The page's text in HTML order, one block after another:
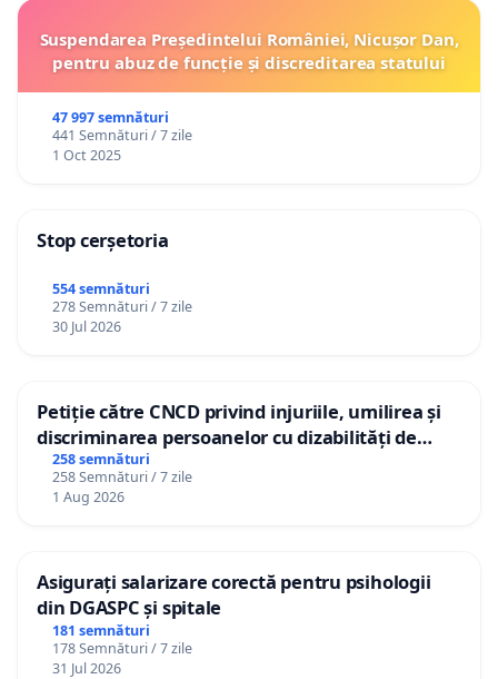
Suspendarea Președintelui României, Nicușor Dan,
pentru abuz de funcție și discreditarea statului
47 997 semnături
441 Semnături / 7 zile
1 Oct 2025
Stop cerșetoria
554 semnături
278 Semnături / 7 zile
30 Jul 2026
Petiție către CNCD privind injuriile, umilirea și
discriminarea persoanelor cu dizabilități de
către utilizatorul TikTok „Gorici”
258 semnături
258 Semnături / 7 zile
1 Aug 2026
Asigurați salarizare corectă pentru psihologii
din DGASPC și spitale
181 semnături
178 Semnături / 7 zile
31 Jul 2026